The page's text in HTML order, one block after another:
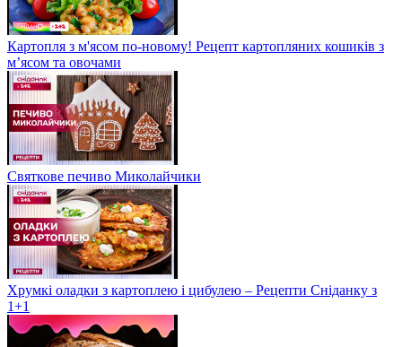
Картопля з м'ясом по-новому! Рецепт картопляних кошиків з
м’ясом та овочами
Святкове печиво Миколайчики
Хрумкі оладки з картоплею і цибулею – Рецепти Сніданку з
1+1